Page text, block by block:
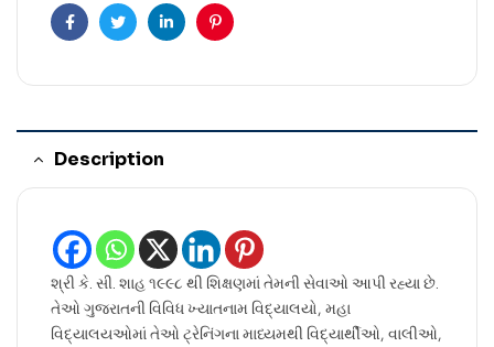
FacebookTwitterLinkedinPinterest
Description
શ્રી કે. સી. શાહ ૧૯૯૮ થી શિક્ષણમાં તેમની સેવાઓ આપી રહ્યા છે.
તેઓ ગુજરાતની વિવિધ ખ્યાતનામ વિદ્યાલયો, મહા
વિદ્યાલયઓમાં તેઓ ટ્રેનિંગના માધ્યમથી વિદ્યાર્થીઓ, વાલીઓ,